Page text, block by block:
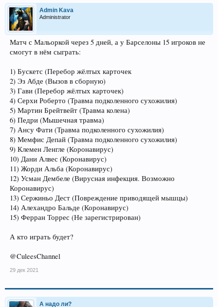
Admin Kava
Administrator
Матч с Мальоркой через 5 дней, а у Барселоны 15 игроков не
смогут в нём сыграть:
1) Бускетс (Перебор жёлтых карточек
2) Эз Абде (Вызов в сборную)
3) Гави (Перебор жёлтых карточек)
4) Серхи Роберто (Травма подколенного сухожилия)
5) Мартин Брейтвейт (Травма колена)
6) Педри (Мышечная травма)
7) Ансу Фати (Травма подколенного сухожилия)
8) Мемфис Депай (Травма подколенного сухожилия)
9) Клемен Ленгле (Коронавирус)
10) Дани Алвес (Коронавирус)
11) Жорди Альба (Коронавирус)
12) Усман Дембеле (Вирусная инфекция. Возможно
Коронавирус)
13) Сержиньо Дест (Повреждение приводящей мышцы)
14) Алехандро Бальде (Коронавирус)
15) Ферран Торрес (Не зарегистрирован)
А кто играть будет?
@CuleesChannel
29 дек 2021
А надо ли?